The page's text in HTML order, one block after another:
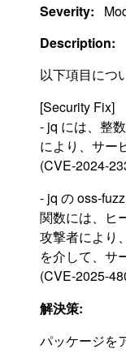
Severity:
Description:
以下項目につ
[Security Fix]
- jq には、整
により、サー
(CVE-2024-
- jq の oss-
関数には、ヒ
攻撃者により
を介して、サ
(CVE-2025-
解決策:
パッケージを